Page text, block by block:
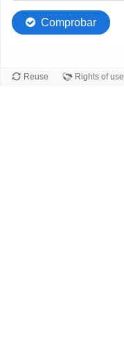
Comprobar
Reuse Rights of use